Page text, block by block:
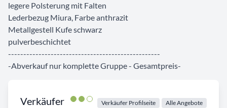
Verkäufer Verkäufer Profilseite Alle Angebote
legere Polsterung mit Falten
Lederbezug Miura, Farbe anthrazit
Metallgestell Kufe schwarz
pulverbeschichtet
--------------------------------------------------
-Abverkauf nur komplette Gruppe - Gesamtpreis-